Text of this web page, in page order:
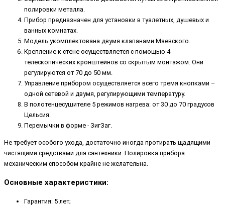
полировки металла.
Прибор предназначен для установки в туалетных, душевых и
ванных комнатах.
Модель укомплектована двумя клапанами Маевского.
Крепление к стене осуществляется с помощью 4
телескопических кронштейнов со скрытым монтажом. Они
регулируются от 70 до 50 мм.
Управление прибором осуществляется всего тремя кнопками –
одной сетевой и двумя, регулирующими температуру.
В полотенцесушителе 5 режимов нагрева: от 30 до 70 градусов
Цельсия.
Перемычки в форме - ЗигЗаг.
Не требует особого ухода, достаточно иногда протирать щадящими
чистящими средствами для сантехники. Полировка прибора
механическим способом крайне не желательна.
Основные характеристики:
Гарантия: 5 лет;